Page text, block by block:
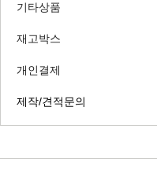
기타상품
재고박스
개인결제
제작/견적문의